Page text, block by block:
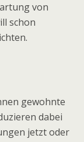
von
schon
gewohnte
dabei
jetzt oder